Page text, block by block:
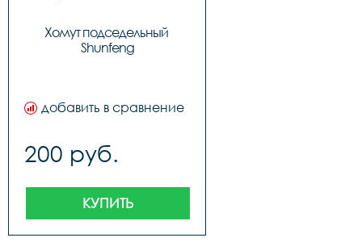
Хомут подседельный
Shunfeng
добавить в сравнение
200 руб.
КУПИТЬ